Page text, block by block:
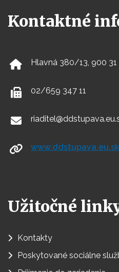
Kontaktné
Hlavná 380/13, 900
02/659 347 11
Užitočné
Kontakty
Poskytované sociálne